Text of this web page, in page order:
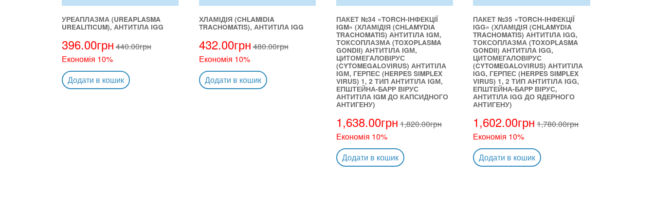
УРЕАПЛАЗМА (UREAPLASMA
UREALITICUM), АНТИТІЛА IGG
396.00грн 440.00грн
Економія 10%
Додати в кошик
ХЛАМІДІЯ (CHLAMIDIA
TRACHOMATIS), АНТИТІЛА IGG
432.00грн480.00грн
Економія 10%
Додати в кошик
ПАКЕТ №34 «TORCH-ІНФЕКЦІЇ
IGM» (ХЛАМІДІЯ (CHLAMYDIA
TRACHOMATIS) АНТИТІЛА IGМ,
ТОКСОПЛАЗМА (TOXOPLASMA
GONDII) АНТИТІЛА IGМ,
ЦИТОМЕГАЛОВІРУС
(CYTOMEGALOVIRUS) АНТИТІЛА
IGМ, ГЕРПЕС (HERPES SIMPLEX
VIRUS) 1, 2 ТИП АНТИТІЛА IGМ,
ЕПШТЕЙНА-БАРР ВІРУС
АНТИТІЛА IGM ДО КАПСИДНОГО
АНТИГЕНУ)
1,638.00грн1,820.00грн
Економія 10%
Додати в кошик
ПАКЕТ №35 «TORCH-ІНФЕКЦІЇ
IGG» (ХЛАМІДІЯ (CHLAMYDIA
TRACHOMATIS) АНТИТІЛА IGG,
ТОКСОПЛАЗМА (TOXOPLASMA
GONDII) АНТИТІЛА IGG,
ЦИТОМЕГАЛОВІРУС
(CYTOMEGALOVIRUS) АНТИТІЛА
IGG, ГЕРПЕС (HERPES SIMPLEX
VIRUS) 1, 2 ТИП АНТИТІЛА IGG,
ЕПШТЕЙНА-БАРР ВІРУС,
АНТИТІЛА IGG ДО ЯДЕРНОГО
АНТИГЕНУ)
1,602.00грн 1,780.00грн
Економія 10%
Додати в кошик